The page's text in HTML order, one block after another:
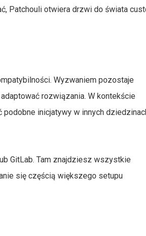
Patchouli otwiera drzwi do świata
Wyzwaniem pozostaje
rozwiązania. W kontekście
inicjatywy w innych
GitLab. Tam znajdziesz wszystkie
się częścią większego setupu